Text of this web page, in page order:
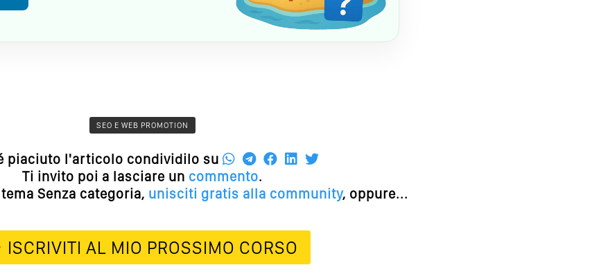
SEO E WEB PROMOTION
piaciuto l'articolo condividilo su
Ti invito poi a lasciare un commento.
Senza categoria, unisciti gratis alla community, oppure...
ISCRIVITI AL MIO PROSSIMO CORSO